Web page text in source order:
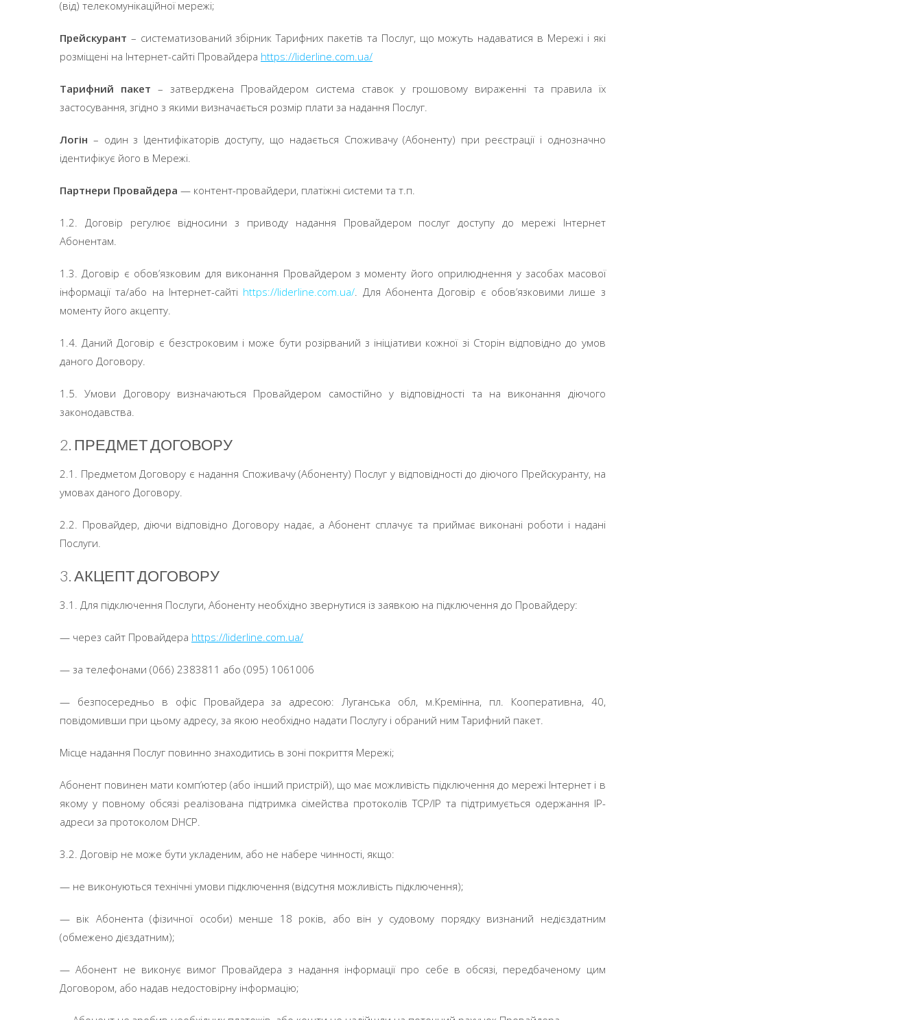
(від) телекомунікаційної мережі;
Прейскурант – систематизований збірник Тарифних пакетів та Послуг, що можуть надаватися в Мережі і які
розміщені на Інтернет-сайті Провайдера https://liderline.com.ua/
Тарифний пакет– затверджена Провайдером система ставок у грошовому вираженні та правила їх
застосування, згідно з якими визначається розмір плати за надання Послуг.
Логін – один з Ідентифікаторів доступу, що надається Споживачу (Абоненту) при реєстрації і однозначно
ідентифікує його в Мережі.
Партнери Провайдера — контент-провайдери, платіжні системи та т.п.
1.2. Договір регулює відносини з приводу надання Провайдером послуг доступу до мережі Інтернет
Абонентам.
1.3. Договір є обов’язковим для виконання Провайдером з моменту його оприлюднення у засобах масової
інформації та/або на Інтернет-сайті https://liderline.com.ua/. Для Абонента Договір є обов’язковими лише з
моменту його акцепту.
1.4. Даний Договір є безстроковим і може бути розірваний з ініціативи кожної зі Сторін відповідно до умов
даного Договору.
1.5. Умови Договору визначаються Провайдером самостійно у відповідності та на виконання діючого
законодавства.
2. ПРЕДМЕТ ДОГОВОРУ
2.1. Предметом Договору є надання Споживачу (Абоненту) Послуг у відповідності до діючого Прейскуранту, на
умовах даного Договору.
2.2. Провайдер, діючи відповідно Договору надає, а Абонент сплачує та приймає виконані роботи і надані
Послуги.
3. АКЦЕПТ ДОГОВОРУ
3.1. Для підключення Послуги, Абоненту необхідно звернутися із заявкою на підключення до Провайдеру:
— через сайт Провайдера https://liderline.com.ua/
— за телефонами (066) 2383811 або (095) 1061006
— безпосередньо в офіс Провайдера за адресою: Луганська обл, м.Кремінна, пл. Кооперативна, 40,
повідомивши при цьому адресу, за якою необхідно надати Послугу і обраний ним Тарифний пакет.
Місце надання Послуг повинно знаходитись в зоні покриття Мережі;
Абонент повинен мати комп’ютер (або інший пристрій), що має можливість підключення до мережі Інтернет і в
якому у повному обсязі реалізована підтримка сімейства протоколів TCP/IP та підтримується одержання IP-
адреси за протоколом DHCP.
3.2. Договір не може бути укладеним, або не набере чинності, якщо:
— не виконуються технічні умови підключення (відсутня можливість підключення);
— вік Абонента (фізичної особи) менше 18 років, або він у судовому порядку визнаний недієздатним
(обмежено дієздатним);
—Абонент не виконує вимог Провайдера з надання інформації про себе в обсязі, передбаченому цим
Договором, або надав недостовірну інформацію;